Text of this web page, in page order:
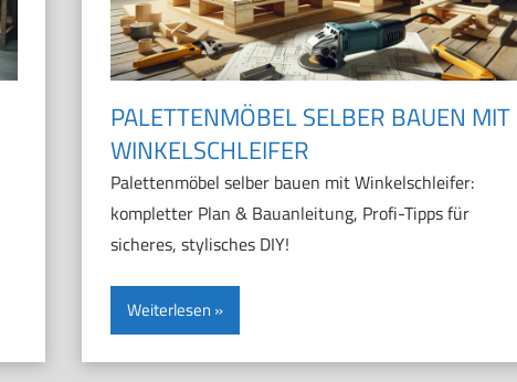
PALETTENMÖBEL SELBER BAUEN MIT
WINKELSCHLEIFER
Palettenmöbel selber bauen mit Winkelschleifer:
kompletter Plan & Bauanleitung, Profi-Tipps für
sicheres, stylisches DIY!
Weiterlesen